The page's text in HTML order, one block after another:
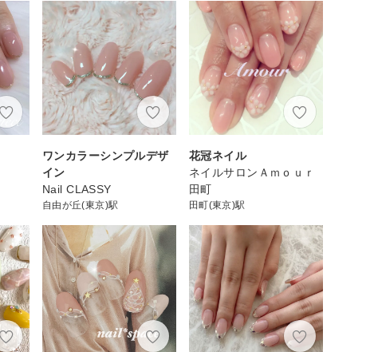
ワンカラーシンプルデザ
イン
Nail CLASSY
自由が丘(東京)駅
花冠ネイル
ネイルサロンＡｍｏｕｒ
田町
田町(東京)駅